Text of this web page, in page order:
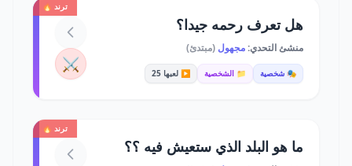
ترند 🔥
هل تعرف رحمه جيدا؟
منشئ التحدي:مجهول (مبتدئ)
🎭 شخصية 📁 الشخصية ▶️ لعبها 25 ⚔️
ترند 🔥
ما هو البلد الذي ستعيش فيه ؟؟